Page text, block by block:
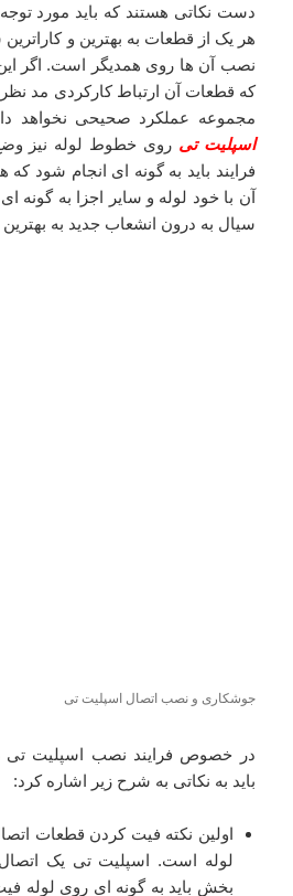
دست نکاتی هستند که باید مورد توجه
هر یک از قطعات به بهترین و
نصب آن ها روی همدیگر است. اگر این
که قطعات آن ارتباط کارکردی مد نظر
مجموعه عملکرد صحیحی
اسپلیت تی روی خطوط لوله نیز
فرایند باید به گونه ای انجام شود
آن با خود لوله و سایر اجزا به گونه
سیال به درون انشعاب جدید به
جوشکاری و نصب اتصال اسپلیت تی
در خصوص فرایند نصب اسپلیت تی
باید به نکاتی به شرح زیر اشاره کرد:
اولین نکته فیت کردن قطعات
لوله است. اسپلیت تی یک
بخش باید به گونه ای روی لوله